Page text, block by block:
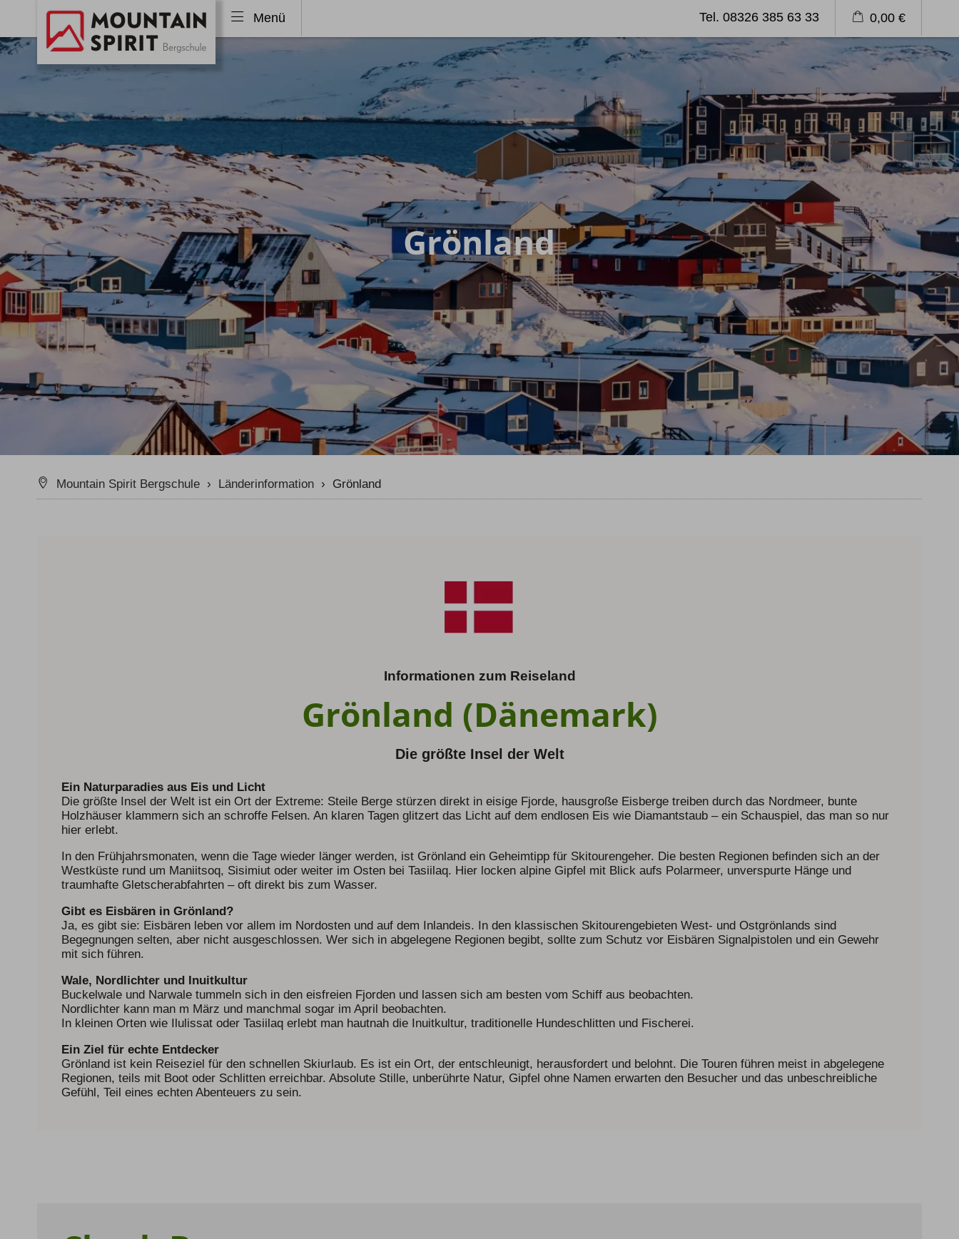
Menü Tel. 08326 385 63 33 0,00 €
Reisemagazin Länderinformation
Skitouren
Skitouren Alpen
Skitouren Allgäu
Skitouren Island
Skitouren Norwegen
Skitouren weltweit
Ski & Sail
Skitourenkurse
Lawinenkurse
Freeride & Tiefschnee
Freeride & Backcountry
Freeride Reisen
Hochtouren Alpen
Hochtouren 2+
Hochtouren 1:1
Hochtourenkurse
Hike & Fly
Klettern
Kletterreisen
Kletterkurse
Klettersteige
Klettersteig Tagestouren
Klettersteig Mehrtage
Klettersteigkurse
Wandern
Wandern Weltweit
Wandern Selfguided
Allgäuer Gipfelwelten
Winter
Sommer
Über uns
Team
Newsletter
Blog
Kontakt
Partner & Freunde
Schwierigkeits-Bewertung Newsletter Kontakt E-Mail Tel.: 08326 385 63 33
Grönland
Mountain Spirit Bergschule › Länderinformation › Grönland
Informationen zum Reiseland
Grönland (Dänemark)
Die größte Insel der Welt
Ein Naturparadies aus Eis und Licht
Die größte Insel der Welt ist ein Ort der Extreme: Steile Berge stürzen direkt in eisige Fjorde, hausgroße Eisberge treiben durch das Nordmeer, bunte
Holzhäuser klammern sich an schroffe Felsen. An klaren Tagen glitzert das Licht auf dem endlosen Eis wie Diamantstaub – ein Schauspiel, das man so nur
hier erlebt.
In den Frühjahrsmonaten, wenn die Tage wieder länger werden, ist Grönland ein Geheimtipp für Skitourengeher. Die besten Regionen befinden sich an der
Westküste rund um Maniitsoq, Sisimiut oder weiter im Osten bei Tasiilaq. Hier locken alpine Gipfel mit Blick aufs Polarmeer, unverspurte Hänge und
traumhafte Gletscherabfahrten – oft direkt bis zum Wasser.
Gibt es Eisbären in Grönland?
Ja, es gibt sie: Eisbären leben vor allem im Nordosten und auf dem Inlandeis. In den klassischen Skitourengebieten West- und Ostgrönlands sind
Begegnungen selten, aber nicht ausgeschlossen. Wer sich in abgelegene Regionen begibt, sollte zum Schutz vor Eisbären Signalpistolen und ein Gewehr
mit sich führen.
Wale, Nordlichter und Inuitkultur
Buckelwale und Narwale tummeln sich in den eisfreien Fjorden und lassen sich am besten vom Schiff aus beobachten.
Nordlichter kann man m März und manchmal sogar im April beobachten.
In kleinen Orten wie Ilulissat oder Tasiilaq erlebt man hautnah die Inuitkultur, traditionelle Hundeschlitten und Fischerei.
Ein Ziel für echte Entdecker
Grönland ist kein Reiseziel für den schnellen Skiurlaub. Es ist ein Ort, der entschleunigt, herausfordert und belohnt. Die Touren führen meist in abgelegene
Regionen, teils mit Boot oder Schlitten erreichbar. Absolute Stille, unberührte Natur, Gipfel ohne Namen erwarten den Besucher und das unbeschreibliche
Gefühl, Teil eines echten Abenteuers zu sein.